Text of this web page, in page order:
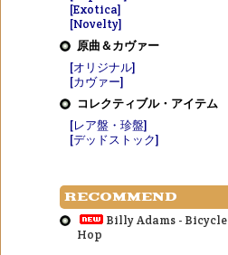
[Exotica]
[Novelty]
原曲＆カヴァー
[オリジナル]
[カヴァー]
コレクティブル・アイテム
[レア盤・珍盤]
[デッドストック]
RECOMMEND
Billy Adams - Bicycle
Hop